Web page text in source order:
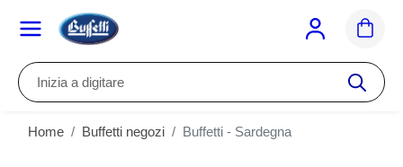
Inizia a digitare
Home Buffetti negozi Buffetti - Sardegna